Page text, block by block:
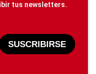
tus newsletters.
SUSCRIBIRSE